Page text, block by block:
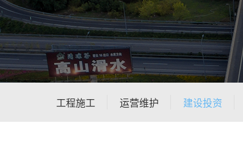
工程施工 运营维护 建设投资